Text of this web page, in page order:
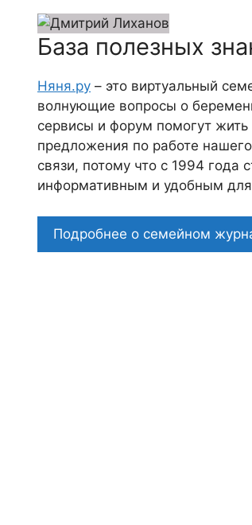
База полезных
Няня.ру – это виртуальный
волнующие вопросы о
сервисы и форум помогут
предложения по работе
связи, потому что c 1994 года
информативным и удобным
Подробнее о семейном